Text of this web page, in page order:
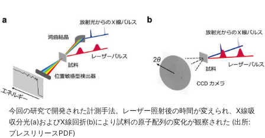
今回の研究で開発された計測手法。レーザー照射後の時間が変えられ、X線吸
収分光(a)およびX線回折(b)により試料の原子配列の変化が観察された (出所:
プレスリリースPDF)